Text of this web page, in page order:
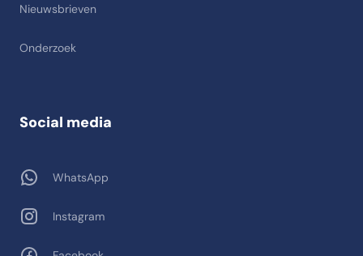
Nieuwsbrieven
Onderzoek
Social media
WhatsApp
Instagram